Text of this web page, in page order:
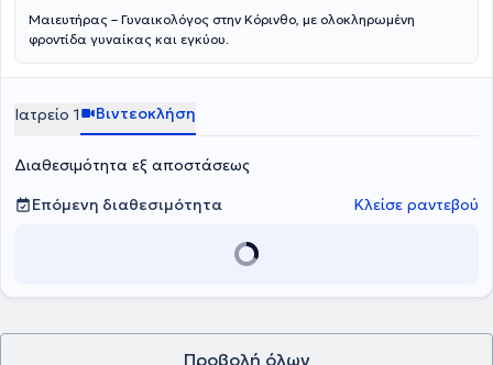
Μαιευτήρας – Γυναικολόγος στην Κόρινθο, με ολοκληρωμένη
φροντίδα γυναίκας και εγκύου.
Ιατρείο 1 Βιντεοκλήση
Διαθεσιμότητα εξ αποστάσεως
Επόμενη διαθεσιμότητα
Κλείσε ραντεβού
Προβολή όλων